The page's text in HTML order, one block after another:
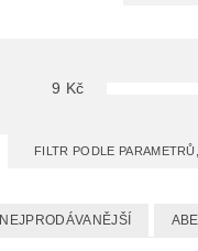
9 Kč
FILTR PODLE
NEJPRODÁVANĚJŠÍ